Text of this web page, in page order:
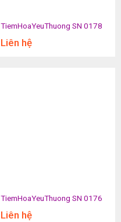
TiemHoaYeuThuong SN 0178
Liên hệ
TiemHoaYeuThuong SN 0176
Liên hệ